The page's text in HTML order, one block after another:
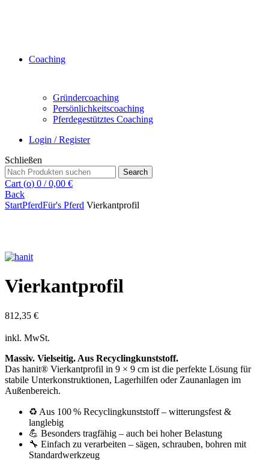
Coaching
Gründercoaching
Persönlichkeitscoaching
Pferdegestütztes Coaching
Login / Register
Schließen
Search
for:
Search
Cart (o) 0 / 0,00 €
Back
StartPferdFür's Pferd Vierkantprofil
Vierkantprofil
812,35 €
inkl. MwSt.
Massiv. Vielseitig. Aus Recyclingkunststoff.
Das hanit® Vierkantprofil in 9 × 9 cm ist die perfekte Lösung für
stabile Unterkonstruktionen, Lagerhilfen oder Zaunanlagen im
Außenbereich.
♻️ Aus 100 % Recyclingkunststoff – witterungsfest &
langlebig
💪 Besonders tragfähig – auch bei hoher Belastung
🔧 Einfach zu verarbeiten – sägen, schrauben, bohren mit
Standardwerkzeug